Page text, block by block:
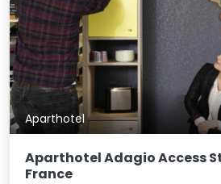
Aparthotel
Aparthotel Adagio Access
France